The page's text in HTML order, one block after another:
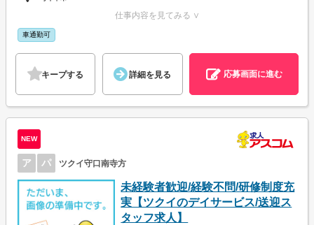
仕事内容を見てみる ∨
車通勤可
キープする 詳細を見る 応募画面に進む
NEW
ア パ ツクイ守口南寺方
未経験者歓迎/経験不問/研修制度充
実【ツクイのデイサービス/送迎ス
タッフ求人】